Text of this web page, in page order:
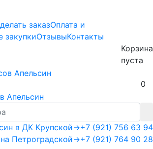
заказОплата и
закупкиОтзывыКонтакты
Корзина
пуста
0
+7 (921) 756 63 94
+7 (921) 764 90 28
в ДК Крупской→
Петроградской→